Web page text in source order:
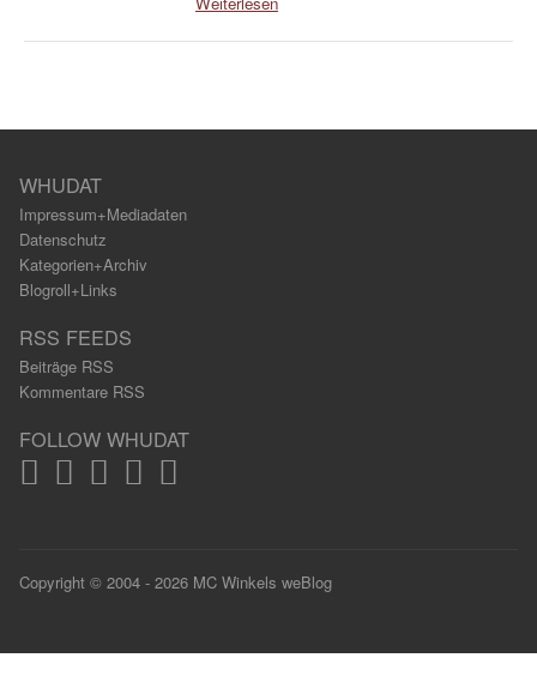
WHUDAT
Impressum+Mediadaten
Datenschutz
Kategorien+Archiv
Blogroll+Links
RSS FEEDS
Beiträge RSS
Kommentare RSS
FOLLOW WHUDAT
Copyright © 2004 - 2026 MC Winkels weBlog